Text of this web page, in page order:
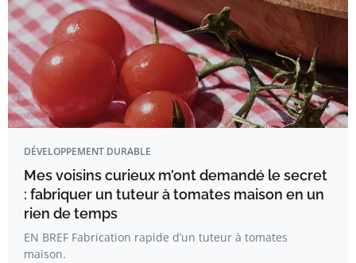
DÉVELOPPEMENT DURABLE
Mes voisins curieux m’ont demandé le secret
: fabriquer un tuteur à tomates maison en un
rien de temps
EN BREF Fabrication rapide d’un tuteur à tomates
maison.